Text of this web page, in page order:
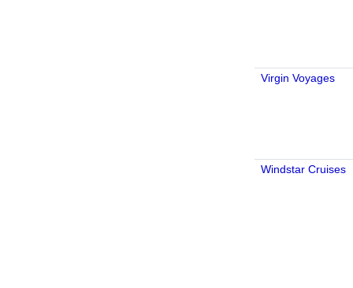
Virgin Voyages
Windstar Cruises